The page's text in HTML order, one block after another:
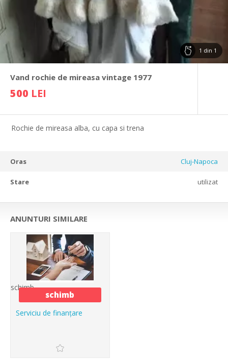
1 din 1
Vand rochie de mireasa vintage 1977
500 LEI
Rochie de mireasa alba, cu capa si trena
Oras Cluj-Napoca
Stare utilizat
ANUNTURI SIMILARE
schimb
schimb
Serviciu de finanțare